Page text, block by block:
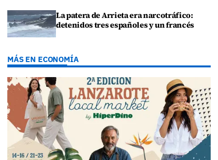
La patera de Arrieta era narcotráfico:
detenidos tres españoles y un francés
MÁS EN ECONOMÍA